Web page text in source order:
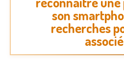
son
recherches